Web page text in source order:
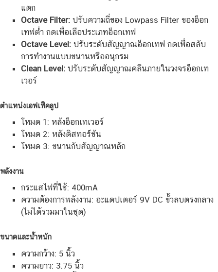
แตก
Octave Filter:ปรับความถี่ของ Lowpass Filter ของอ็อก
เทฟต่ำ กดเพื่อเลือประเภทอ็อกเทฟ
Octave Level:ปรับระดับสัญญาณอ็อกเทฟ กดเพื่อสลับ
การทำงานแบบขนานหรืออนุกรม
Clean Level:ปรับระดับสัญญาณคลีนภายในวงจรอ็อกเท
เวอร์
ตำแหน่งเอฟเฟ็คลูป
โหมด 1: หลังอ็อกเทเวอร์
โหมด 2: หลังดิสทอร์ชัน
โหมด 3: ขนานกับสัญญาณหลัก
พลังงาน
กระแสไฟที่ใช้: 400mA
ความต้องการพลังงาน: อะแดปเตอร์ 9V DC ขั้วลบตรงกลาง
(ไม่ได้รวมมาในชุด)
ขนาดและน้ำหนัก
ความกว้าง: 5 นิ้ว
ความยาว: 3.75 นิ้ว